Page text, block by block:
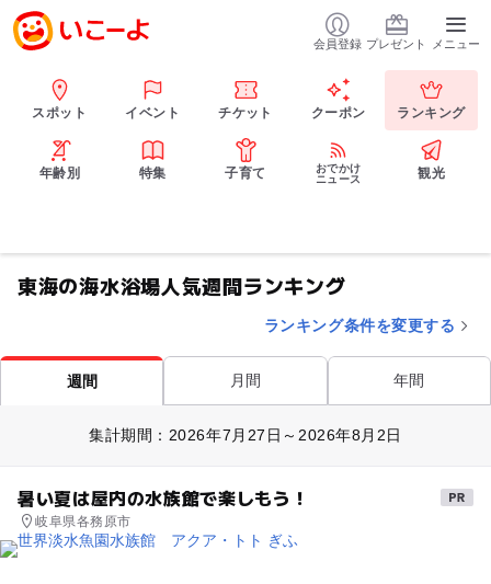
会員登録 プレゼント メニュー
スポット イベント チケット クーポン ランキング
年齢別 特集 子育て
おでかけ
ニュース
観光
東海の海水浴場人気週間ランキング
ランキング条件を変更する
週間 月間 年間
集計期間：2026年7月27日～2026年8月2日
暑い夏は屋内の水族館で楽しもう！
岐阜県各務原市